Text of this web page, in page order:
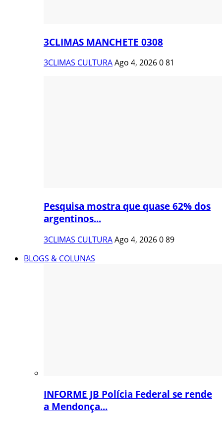
3CLIMAS MANCHETE 0308
3CLIMAS CULTURAAgo 4, 2026081
Pesquisa mostra que quase 62% dos
argentinos...
3CLIMAS CULTURAAgo 4, 2026089
BLOGS & COLUNAS
INFORME JB Polícia Federal se rende
a Mendonça...